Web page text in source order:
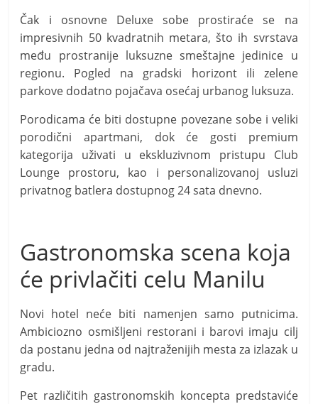
Čak i osnovne Deluxe sobe prostiraće se na
impresivnih 50 kvadratnih metara, što ih svrstava
među prostranije luksuzne smeštajne jedinice u
regionu. Pogled na gradski horizont ili zelene
parkove dodatno pojačava osećaj urbanog luksuza.
Porodicama će biti dostupne povezane sobe i veliki
porodični apartmani, dok će gosti premium
kategorija uživati u ekskluzivnom pristupu Club
Lounge prostoru, kao i personalizovanoj usluzi
privatnog batlera dostupnog 24 sata dnevno.
Gastronomska scena koja
će privlačiti celu Manilu
Novi hotel neće biti namenjen samo putnicima.
Ambiciozno osmišljeni restorani i barovi imaju cilj
da postanu jedna od najtraženijih mesta za izlazak u
gradu.
Pet različitih gastronomskih koncepta predstaviće